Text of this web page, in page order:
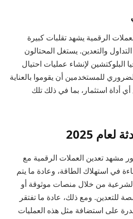
الرقمية يشهد تقلبات كبيرة
والتعدين. يستغل المحتالون
البلوكتشين لإنشاء عمليات احتيال
للمستخدمين أن يقوموا بالعناية
أداة استثمار، بما في ذلك تلك
2025
من عام 2025، تطور مشهد تعدين العملات الرقمية مع
في استهلاك الطاقة، وعادة ما يتم
من خلال منصات موثوقة أو
للتعدين. ومع ذلك، عادة ما تفتقر
على استضافة مثل هذه العمليات